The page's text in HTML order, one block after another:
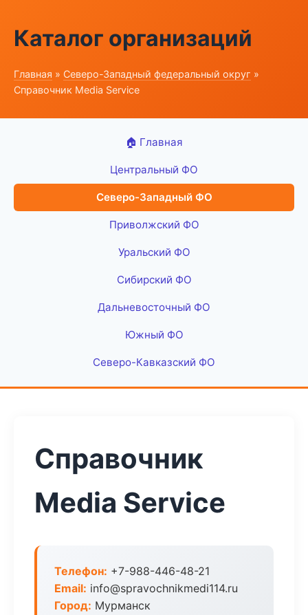
Каталог организаций
Главная » Северо-Западный федеральный округ »
Справочник Media Service
🏠 Главная
Центральный ФО
Северо-Западный ФО
Приволжский ФО
Уральский ФО
Сибирский ФО
Дальневосточный ФО
Южный ФО
Северо-Кавказский ФО
Справочник
Media Service
Телефон: +7-988-446-48-21
Email: info@spravochnikmedi114.ru
Город: Мурманск